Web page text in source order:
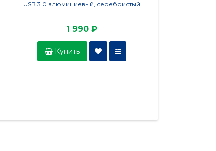
USB 3.0 алюминиевый, серебристый
1 990 ₽
Купить